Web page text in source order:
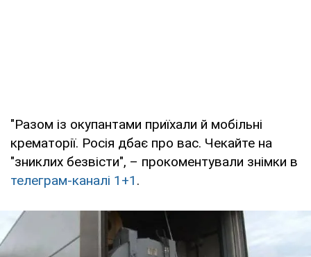
"Разом із окупантами приїхали й мобільні
крематорії. Росія дбає про вас. Чекайте на
"зниклих безвісти", – прокоментували знімки в
телеграм-каналі 1+1 .